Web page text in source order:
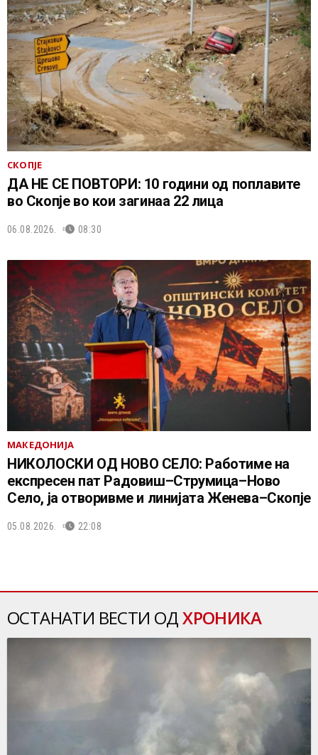
СКОПЈЕ
ДА НЕ СЕ ПОВТОРИ: 10 години од поплавите
во Скопје во кои загинаа 22 лица
06.08.2026. 08:30
МАКЕДОНИЈА
НИКОЛОСКИ ОД НОВО СЕЛО: Работиме на
експресен пат Радовиш–Струмица–Ново
Село, ја отворивме и линијата Женева–Скопје
05.08.2026. 22:08
ОСТАНАТИ ВЕСТИ ОДХРОНИКА